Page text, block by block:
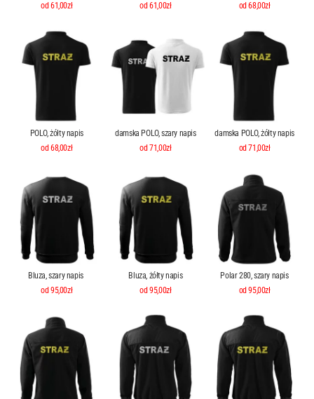
od 61,00zł
od 61,00zł
od 68,00zł
POLO, żółty napis
od 68,00zł
damska POLO, szary napis
od 71,00zł
damska POLO, żółty napis
od 71,00zł
Bluza, szary napis
od 95,00zł
Bluza, żółty napis
od 95,00zł
Polar 280, szary napis
od 95,00zł